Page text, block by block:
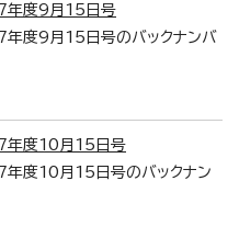
年度9月15日号
度9月15日号のバックナンバ
年度10月15日号
度10月15日号のバックナン